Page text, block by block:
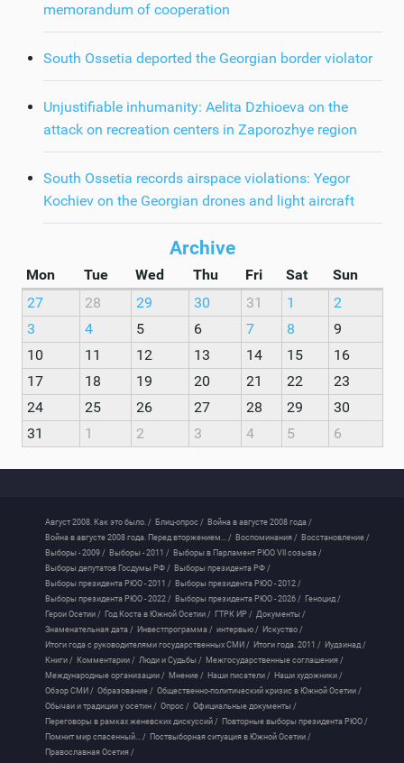
memorandum of cooperation
South Ossetia deported the Georgian border violator
Unjustifiable inhumanity: Aelita Dzhioeva on the
attack on recreation centers in Zaporozhye region
South Ossetia records airspace violations: Yegor
Kochiev on the Georgian drones and light aircraft
Archive
Mon Tue Wed Thu Fri Sat
Sun
27
28 29 30 31 1
2
3
4 5 6 7 8
9
10
11 12 13 14 15
16
17
18 19 20 21 22
23
24
25 26 27 28 29
30
31
1 2 3 4 5 6
Август 2008. Как это было. / Блиц-опрос / Война в августе 2008 года /
Война в августе 2008 года. Перед вторжением... / Воспоминания / Восстановление /
Выборы - 2009 / Выборы - 2011 / Выборы в Парламент РЮО VII созыва /
Выборы депутатов Госдумы РФ / Выборы президента РФ /
Выборы президента РЮО - 2011 / Выборы президента РЮО - 2012 /
Выборы президента РЮО - 2022 / Выборы президента РЮО - 2026 / Геноцид /
Герои Осетии / Год Коста в Южной Осетии / ГТРК ИР / Документы /
Знаменательная дата / Инвестпрограмма / интервью / Искуство /
Итоги года с руководителями государственных СМИ / Итоги года. 2011 / Иудзинад /
Книги / Комментарии / Люди и Судьбы / Межгосударственные соглашения /
Международные организации / Мнение / Наши писатели / Наши художники /
Обзор СМИ / Образование / Общественно-политический кризис в Южной Осетии /
Обычаи и традиции у осетин / Опрос / Официальные документы /
Переговоры в рамках женевских дискуссий / Повторные выборы президента РЮО /
Помнит мир спасенный... / Поствыборная ситуация в Южной Осетии /
Православная Осетия /